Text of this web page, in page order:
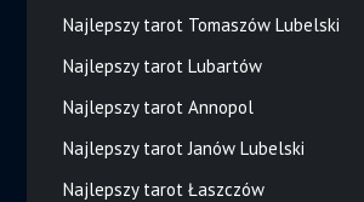
Najlepszy tarot Tomaszów Lubelski
Najlepszy tarot Lubartów
Najlepszy tarot Annopol
Najlepszy tarot Janów Lubelski
Najlepszy tarot Łaszczów